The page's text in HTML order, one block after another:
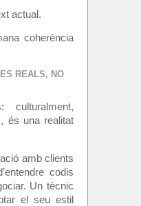
actual.
coherència
REALS, NO
és una realitat
amb clients
codis
Un tècnic
el seu estil